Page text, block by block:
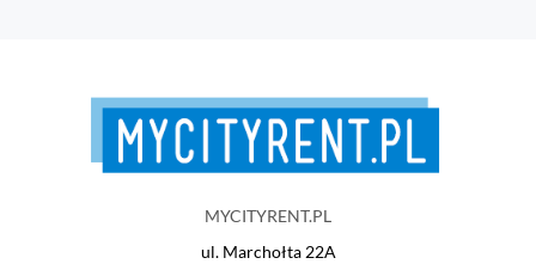
MYCITYRENT.PL
ul. Marchołta 22A